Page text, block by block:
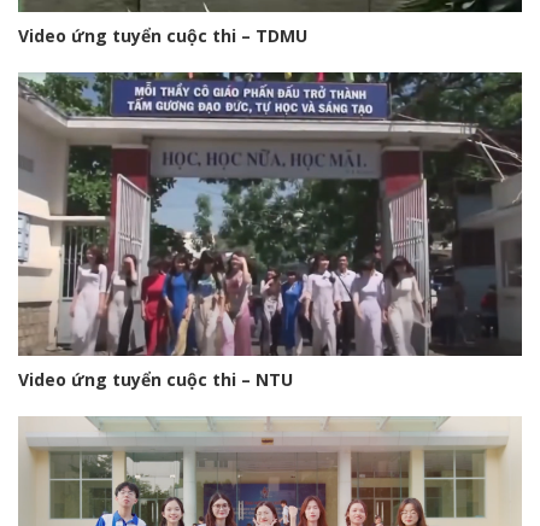
Video ứng tuyển cuộc thi – TDMU
Video ứng tuyển cuộc thi – NTU